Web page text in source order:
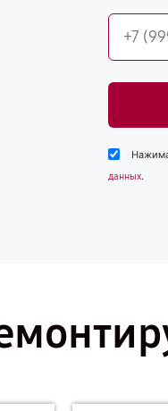
данных.